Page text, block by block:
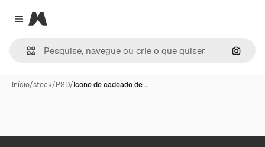
Close menu
Magnific
Início/stock/PSD/Ícone de cadeado de …